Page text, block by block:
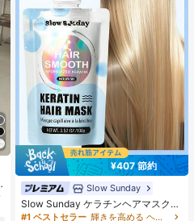
¥407 節約
Slow Sunday
Slow Sunday ケラチンヘアマスク、
ケラチン、タンパク質豊富な成分、
#1 ベストセラー
輝きを高める ヘアトリートメント